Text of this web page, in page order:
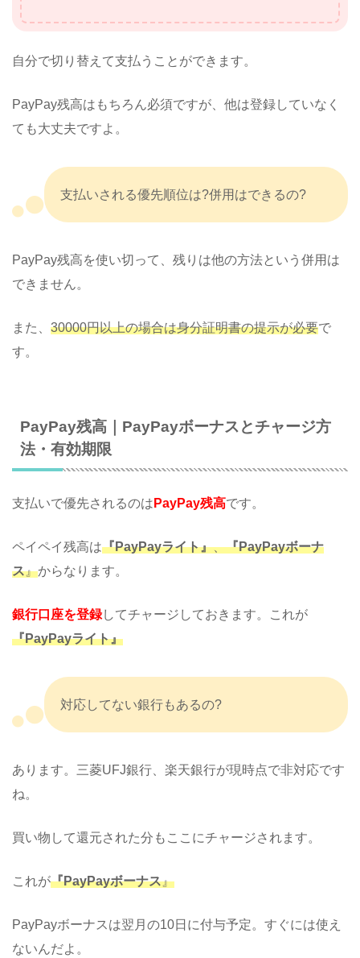
自分で切り替えて支払うことができます。
PayPay残高はもちろん必須ですが、他は登録していなく
ても大丈夫ですよ。
支払いされる優先順位は?併用はできるの?
PayPay残高を使い切って、残りは他の方法という併用は
できません。
また、 30000円以上の場合は身分証明書の提示が必要で
す。
PayPay残高｜PayPayボーナスとチャージ方
法・有効期限
支払いで優先されるのは PayPay残高です。
ペイペイ残高は『PayPayライト』、『PayPayボーナ
ス』からなります。
銀行口座を登録してチャージしておきます。これが
『PayPayライト』
対応してない銀行もあるの?
あります。三菱UFJ銀行、楽天銀行が現時点で非対応です
ね。
買い物して還元された分もここにチャージされます。
これが『PayPayボーナス』
PayPayボーナスは翌月の10日に付与予定。すぐには使え
ないんだよ。